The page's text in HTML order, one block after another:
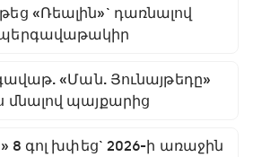
«Ռեալին»` դառնալով
«Ման. Յունայթեդը»
մնալով պայքարից
գոլ խփեց` 2026-ի առաջին